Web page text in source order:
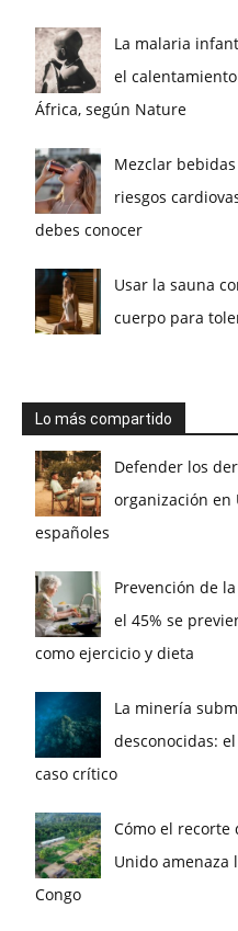
La malaria
el
África, según Nature
Mezclar
riesgos
debes conocer
Usar la sauna
cuerpo para
Lo más compartido
Defender los
organización en
españoles
Prevención de
el 45% se
como ejercicio y dieta
La minería
desconocidas:
caso crítico
Cómo el recorte
Unido amenaza
Congo